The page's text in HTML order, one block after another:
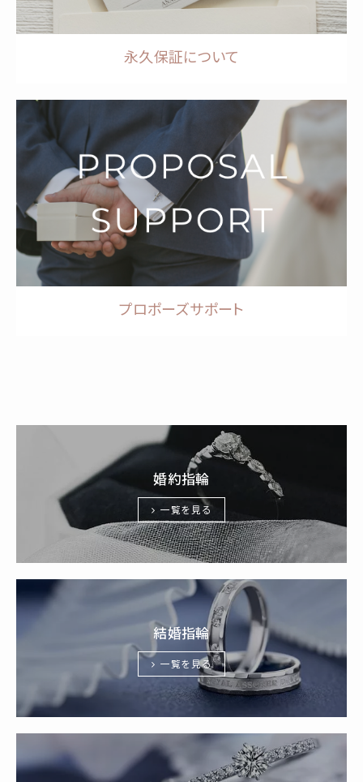
永久保証について
プロポーズサポート
婚約指輪
一覧を見る
結婚指輪
一覧を見る